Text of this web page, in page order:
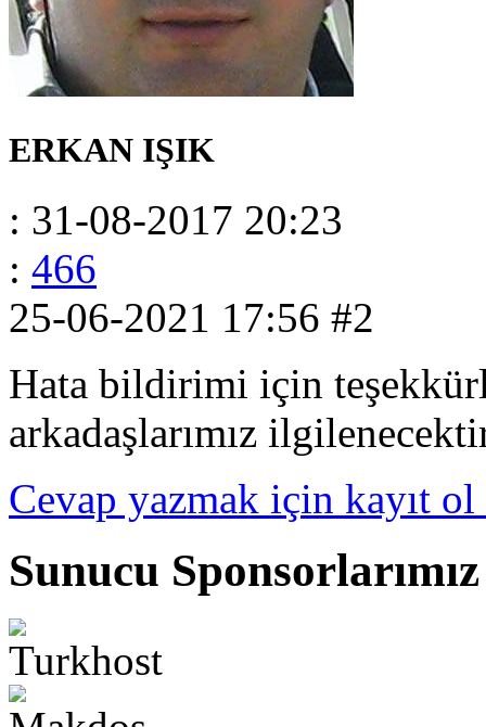
ERKAN IŞIK
: 31-08-2017 20:23
: 466
25-06-2021 17:56 #2
Hata bildirimi için
arkadaşlarımız
Cevap yazmak için kayıt
Sunucu Sponsorlarımız